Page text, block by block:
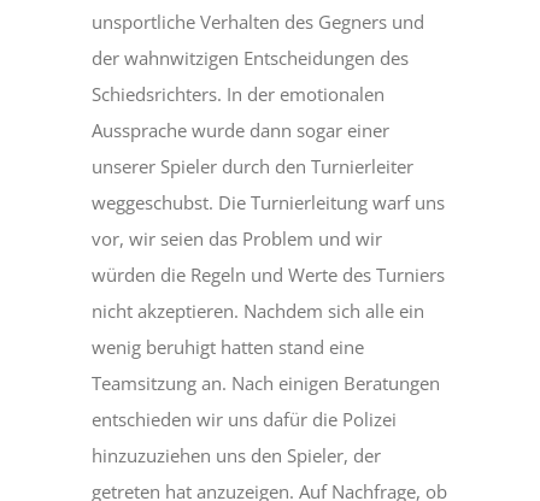
unsportliche Verhalten des Gegners und
der wahnwitzigen Entscheidungen des
Schiedsrichters. In der emotionalen
Aussprache wurde dann sogar einer
unserer Spieler durch den Turnierleiter
weggeschubst. Die Turnierleitung warf uns
vor, wir seien das Problem und wir
würden die Regeln und Werte des Turniers
nicht akzeptieren. Nachdem sich alle ein
wenig beruhigt hatten stand eine
Teamsitzung an. Nach einigen Beratungen
entschieden wir uns dafür die Polizei
hinzuzuziehen uns den Spieler, der
getreten hat anzuzeigen. Auf Nachfrage, ob